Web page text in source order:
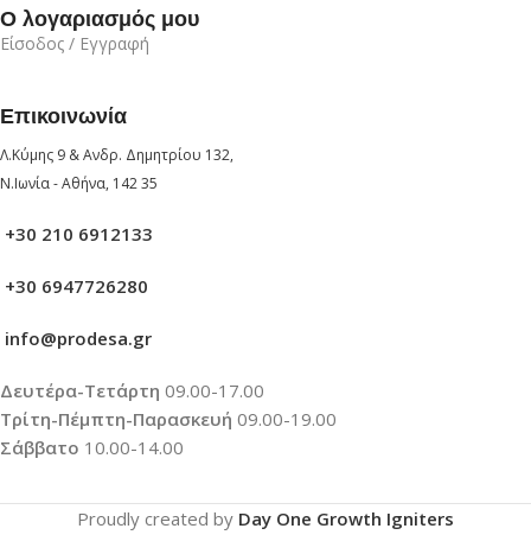
Ο λογαριασμός μου
Είσοδος / Εγγραφή
Επικοινωνία
Λ.Κύμης 9 & Ανδρ. Δημητρίου 132,
Ν.Ιωνία - Αθήνα, 142 35
+30 210 6912133
+30 6947726280
info@prodesa.gr
Δευτέρα-Τετάρτη 09.00-17.00
Τρίτη-Πέμπτη-Παρασκευή 09.00-19.00
Σάββατο 10.00-14.00
Proudly created by Day One Growth Igniters